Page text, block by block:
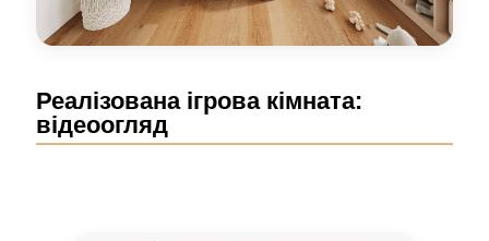
Реалізована ігрова кімната:
відеоогляд